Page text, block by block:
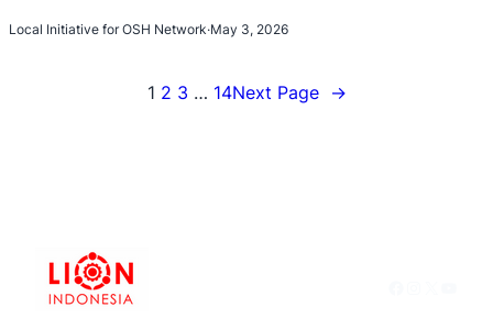
Local Initiative for OSH Network·May 3, 2026
1 2 3 … 14Next Page →